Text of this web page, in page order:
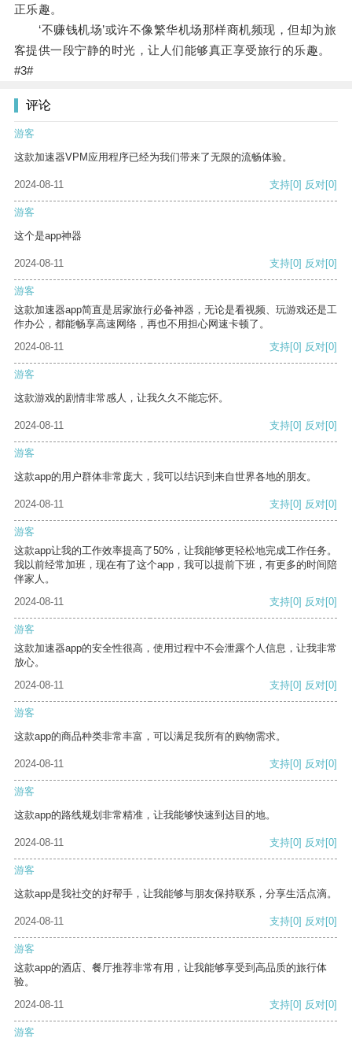
正乐趣。
‘不赚钱机场’或许不像繁华机场那样商机频现，但却为旅
客提供一段宁静的时光，让人们能够真正享受旅行的乐趣。
#3#
评论
游客
这款加速器VPM应用程序已经为我们带来了无限的流畅体验。
2024-08-11 支持[0] 反对[0]
游客
这个是app神器
2024-08-11 支持[0] 反对[0]
游客
这款加速器app简直是居家旅行必备神器，无论是看视频、玩游戏还是工
作办公，都能畅享高速网络，再也不用担心网速卡顿了。
2024-08-11
支持[0] 反对[0]
游客
这款游戏的剧情非常感人，让我久久不能忘怀。
2024-08-11 支持[0] 反对[0]
游客
这款app的用户群体非常庞大，我可以结识到来自世界各地的朋友。
2024-08-11 支持[0] 反对[0]
游客
这款app让我的工作效率提高了50%，让我能够更轻松地完成工作任务。
我以前经常加班，现在有了这个app，我可以提前下班，有更多的时间陪
伴家人。
2024-08-11
支持[0] 反对[0]
游客
这款加速器app的安全性很高，使用过程中不会泄露个人信息，让我非常
放心。
2024-08-11
支持[0] 反对[0]
游客
这款app的商品种类非常丰富，可以满足我所有的购物需求。
2024-08-11 支持[0] 反对[0]
游客
这款app的路线规划非常精准，让我能够快速到达目的地。
2024-08-11 支持[0] 反对[0]
游客
这款app是我社交的好帮手，让我能够与朋友保持联系，分享生活点滴。
2024-08-11 支持[0] 反对[0]
游客
这款app的酒店、餐厅推荐非常有用，让我能够享受到高品质的旅行体
验。
2024-08-11
支持[0] 反对[0]
游客